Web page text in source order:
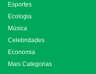
Esportes
Ecologia
Música
Celebridades
Economia
Mais Categorias